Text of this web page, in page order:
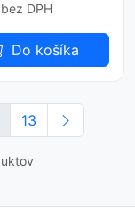
DPH
Do košíka
13